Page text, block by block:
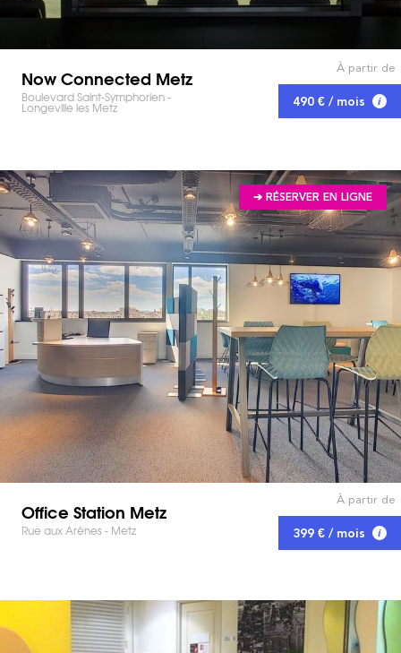
Now Connected Metz
Boulevard Saint-Symphorien -
Longeville les Metz
À partir de
490 € / mois
➔ RÉSERVER EN LIGNE
Office Station Metz
Rue aux Arènes - Metz
À partir de
399 € / mois